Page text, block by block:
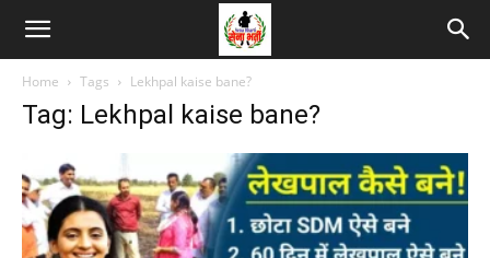
Home Tags Lekhpal kaise bane?
Tag: Lekhpal kaise bane?